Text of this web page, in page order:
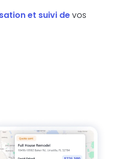
et suivi devos